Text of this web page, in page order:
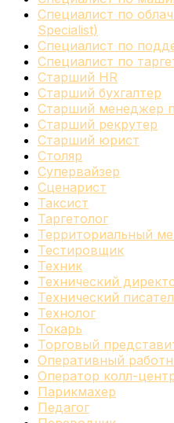
Специалист по
Specialist)
Специалист по
Специалист по
Старший HR
Старший бухгалтер
Старший менеджер
Старший рекрутер
Старший юрист
Столяр
Супервайзер
Сценарист
Таксист
Таргетолог
Территориальный
Тестировщик
Техник
Технический
Технический
Технолог
Токарь
Торговый
Оперативный
Оператор колл-
Парикмахер
Педагог